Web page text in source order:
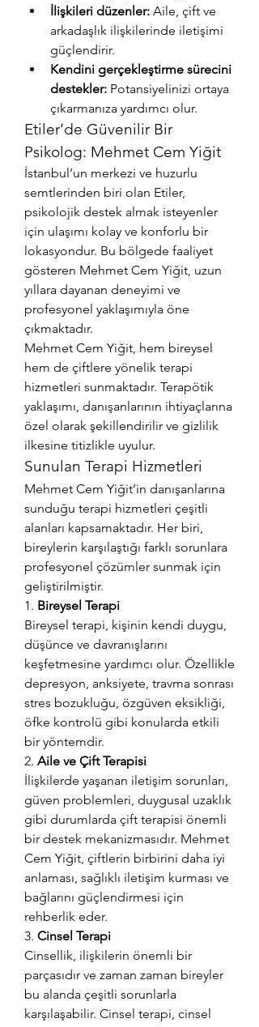
İlişkileri düzenler: Aile, çift ve
arkadaşlık ilişkilerinde iletişimi
güçlendirir.
Kendini gerçekleştirme sürecini
destekler: Potansiyelinizi ortaya
çıkarmanıza yardımcı olur.
Etiler’de Güvenilir Bir
Psikolog: Mehmet Cem Yiğit
İstanbul’un merkezi ve huzurlu
semtlerinden biri olan Etiler,
psikolojik destek almak isteyenler
için ulaşımı kolay ve konforlu bir
lokasyondur. Bu bölgede faaliyet
gösteren Mehmet Cem Yiğit, uzun
yıllara dayanan deneyimi ve
profesyonel yaklaşımıyla öne
çıkmaktadır.
Mehmet Cem Yiğit, hem bireysel
hem de çiftlere yönelik terapi
hizmetleri sunmaktadır. Terapötik
yaklaşımı, danışanlarının ihtiyaçlarına
özel olarak şekillendirilir ve gizlilik
ilkesine titizlikle uyulur.
Sunulan Terapi Hizmetleri
Mehmet Cem Yiğit’in danışanlarına
sunduğu terapi hizmetleri çeşitli
alanları kapsamaktadır. Her biri,
bireylerin karşılaştığı farklı sorunlara
profesyonel çözümler sunmak için
geliştirilmiştir.
1. Bireysel Terapi
Bireysel terapi, kişinin kendi duygu,
düşünce ve davranışlarını
keşfetmesine yardımcı olur. Özellikle
depresyon, anksiyete, travma sonrası
stres bozukluğu, özgüven eksikliği,
öfke kontrolü gibi konularda etkili
bir yöntemdir.
2. Aile ve Çift Terapisi
İlişkilerde yaşanan iletişim sorunları,
güven problemleri, duygusal uzaklık
gibi durumlarda çift terapisi önemli
bir destek mekanizmasıdır. Mehmet
Cem Yiğit, çiftlerin birbirini daha iyi
anlaması, sağlıklı iletişim kurması ve
bağlarını güçlendirmesi için
rehberlik eder.
3. Cinsel Terapi
Cinsellik, ilişkilerin önemli bir
parçasıdır ve zaman zaman bireyler
bu alanda çeşitli sorunlarla
karşılaşabilir. Cinsel terapi, cinsel